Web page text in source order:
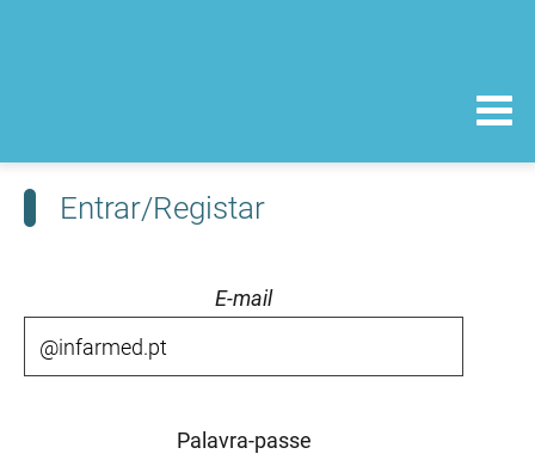
Entrar/Registar
E-mail
Palavra-passe